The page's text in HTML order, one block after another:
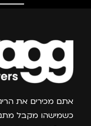
אתם מכירים את
כשמישהו מקבל